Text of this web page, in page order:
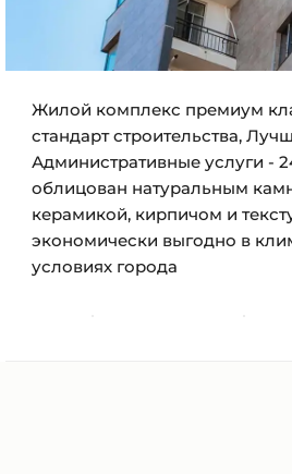
Жилой комплекс премиум
стандарт строительства,
Административные услуги -
облицован натуральным
керамикой, кирпичом и
экономически выгодно в
условиях города